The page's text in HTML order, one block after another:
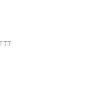
TT